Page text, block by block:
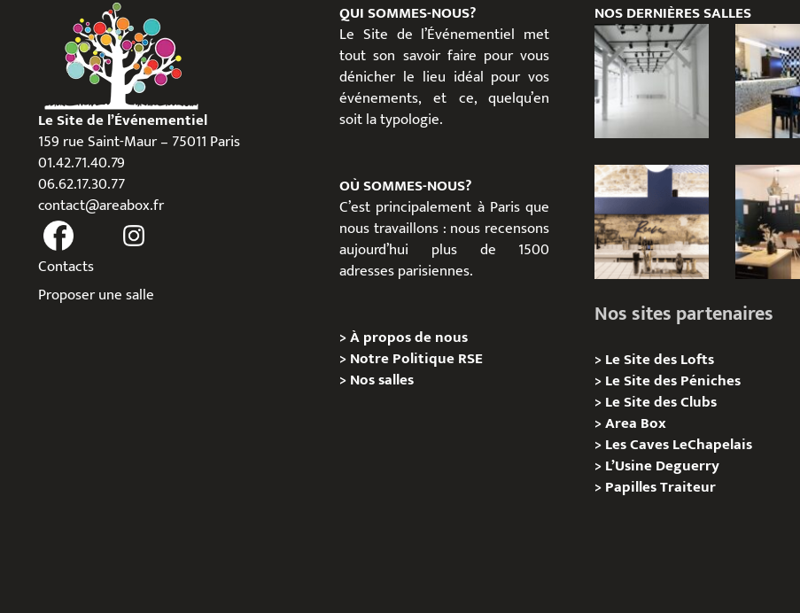
Le Site de l’Événementiel
159 rue Saint-Maur – 75011 Paris
01.42.71.40.79
06.62.17.30.77
contact@areabox.fr
Contacts
Proposer une salle
QUI SOMMES-NOUS?
Le Site de l’Événementiel met
tout son savoir faire pour vous
dénicher le lieu idéal pour vos
événements, et ce, quelqu’en
soit la typologie.
OÙ SOMMES-NOUS?
C’est principalement à Paris que
nous travaillons : nous recensons
aujourd’hui plus de 1500
adresses parisiennes.
>À propos de nous
>Notre Politique RSE
>Nos salles
NOS DERNIÈRES SALLES
Nos sites partenaires
>Le Site des Lofts
>Le Site des Péniches
>Le Site des Clubs
>Area Box
>Les Caves LeChapelais
>L’Usine Deguerry
>PapillesTraiteur